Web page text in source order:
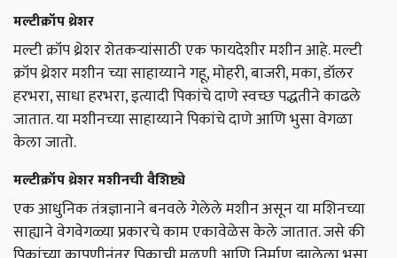
मल्टीक्रॉप थ्रेशर
मल्टी क्रॉप थ्रेशर शेतकऱ्यांसाठी एक फायदेशीर मशीन आहे. मल्टी
क्रॉप थ्रेशर मशीन च्या साहाय्याने गहू, मोहरी, बाजरी, मका, डॉलर
हरभरा, साधा हरभरा, इत्यादी पिकांचे दाणे स्वच्छ पद्धतीने काढले
जातात. या मशीनच्या साहाय्याने पिकांचे दाणे आणि भुसा वेगळा
केला जातो.
मल्टीक्रॉप थ्रेशर मशीनची वैशिष्ट्ये
एक आधुनिक तंत्रज्ञानाने बनवले गेलेले मशीन असून या मशिनच्या
साह्याने वेगवेगळ्या प्रकारचे काम एकावेळेस केले जातात. जसे की